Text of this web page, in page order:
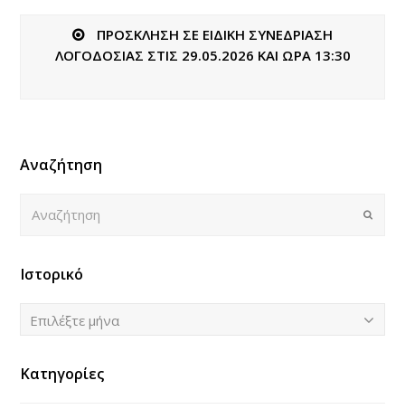
ΠΡΟΣΚΛΗΣΗ ΣΕ ΕΙΔΙΚΗ ΣΥΝΕΔΡΙΑΣΗ
ΛΟΓΟΔΟΣΙΑΣ ΣΤΙΣ 29.05.2026 ΚΑΙ ΩΡΑ 13:30
Αναζήτηση
Submit
Ιστορικό
Ιστορικό
Επιλέξτε μήνα
Κατηγορίες